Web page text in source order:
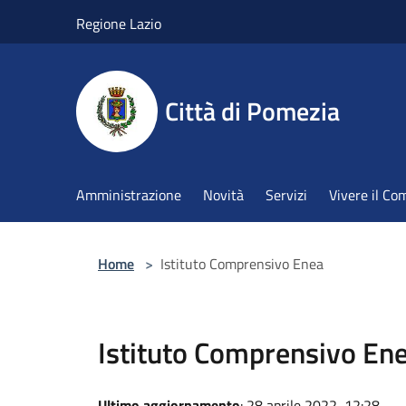
Regione Lazio
Città di Pomezia
Amministrazione Novità Servizi Vivere il
Home > Istituto Comprensivo Enea
Istituto Comprensivo